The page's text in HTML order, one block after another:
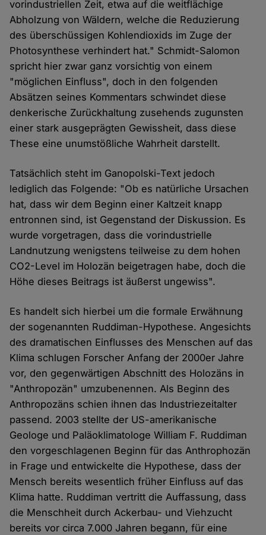
vorindustriellen Zeit, etwa auf die weitflächige
Abholzung von Wäldern, welche die Reduzierung
des überschüssigen Kohlendioxids im Zuge der
Photosynthese verhindert hat." Schmidt-Salomon
spricht hier zwar ganz vorsichtig von einem
"möglichen Einfluss", doch in den folgenden
Absätzen seines Kommentars schwindet diese
denkerische Zurückhaltung zusehends zugunsten
einer stark ausgeprägten Gewissheit, dass diese
These eine unumstößliche Wahrheit darstellt.
Tatsächlich steht im Ganopolski-Text jedoch
lediglich das Folgende: "Ob es natürliche Ursachen
hat, dass wir dem Beginn einer Kaltzeit knapp
entronnen sind, ist Gegenstand der Diskussion. Es
wurde vorgetragen, dass die vorindustrielle
Landnutzung wenigstens teilweise zu dem hohen
CO2-Level im Holozän beigetragen habe, doch die
Höhe dieses Beitrags ist äußerst ungewiss".
Es handelt sich hierbei um die formale Erwähnung
der sogenannten Ruddiman-Hypothese. Angesichts
des dramatischen Einflusses des Menschen auf das
Klima schlugen Forscher Anfang der 2000er Jahre
vor, den gegenwärtigen Abschnitt des Holozäns in
"Anthropozän" umzubenennen. Als Beginn des
Anthropozäns schien ihnen das Industriezeitalter
passend. 2003 stellte der US-amerikanische
Geologe und Paläoklimatologe William F. Ruddiman
den vorgeschlagenen Beginn für das Anthrophozän
in Frage und entwickelte die Hypothese, dass der
Mensch bereits wesentlich früher Einfluss auf das
Klima hatte. Ruddiman vertritt die Auffassung, dass
die Menschheit durch Ackerbau- und Viehzucht
bereits vor circa 7.000 Jahren begann, für eine